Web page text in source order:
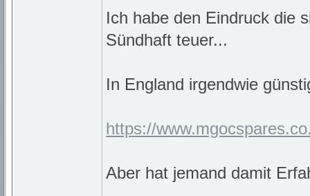
Ich habe den Eindruck die
Sündhaft teuer...
In England irgendwie
https://
Aber hat jemand damit